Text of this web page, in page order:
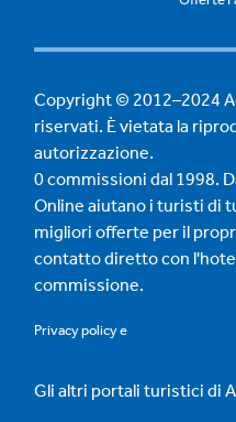
Copyright © 2012–2024
riservati. È vietata la
autorizzazione.
0 commissioni dal 1998.
Online aiutano i turisti di
migliori offerte per il
contatto diretto con
commissione.
Privacy policye
Gli altri portali turistici di